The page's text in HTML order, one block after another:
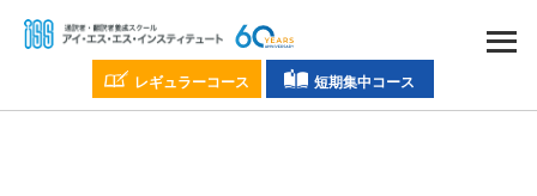
レギュラーコース 短期集中コース